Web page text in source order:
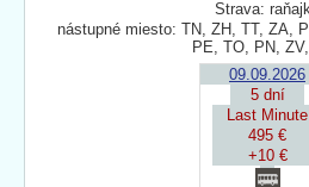
Strava:
nástupné miesto: TN, ZH, TT, ZA,
PE, TO, PN,
09.09.2026
5 dní
Last Minute
495 €
+10 €